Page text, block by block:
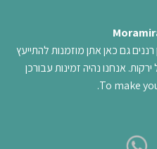
גם כאן אתן מוזמנות להתייעץ
ירקות. אנחנו נהיה זמינות עבורכן
To make